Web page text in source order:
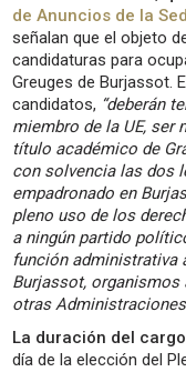
de Anuncios de la
señalan que el objeto
candidaturas para
Greuges de Burjassot.
candidatos, “deberán
miembro de la UE, ser
título académico de
con solvencia las dos
empadronado en
pleno uso de los
a ningún partido
función administrativa
Burjassot,
otras
La duración del
día de la elección del